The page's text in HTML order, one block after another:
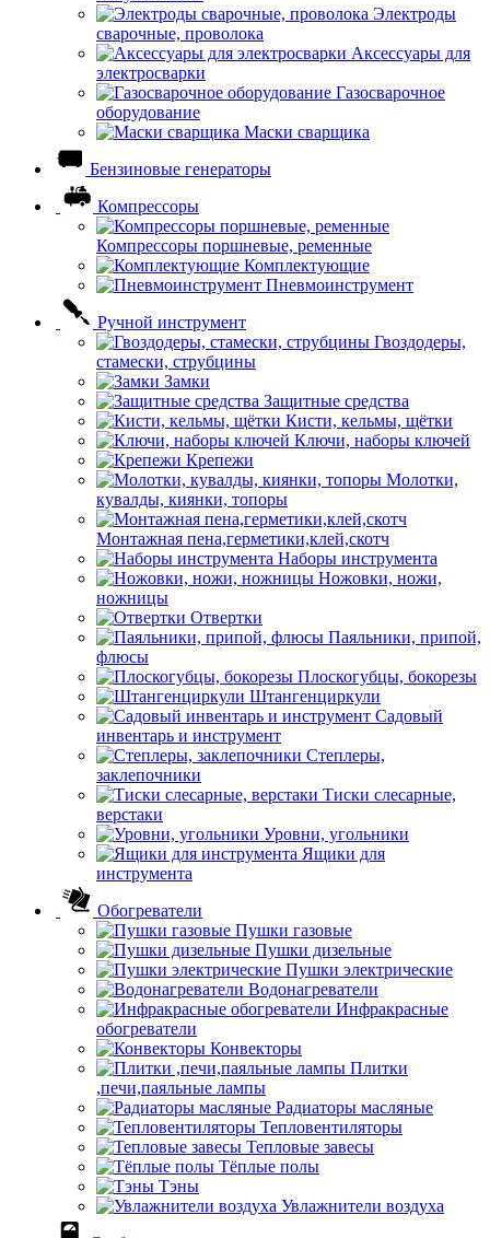
Электроды
сварочные, проволока
Аксессуары для
электросварки
Газосварочное
оборудование
Маски сварщика
Бензиновые генераторы
Компрессоры
Компрессоры поршневые, ременные
Комплектующие
Пневмоинструмент
Ручной инструмент
Гвоздодеры,
стамески, струбцины
Замки
Защитные средства
Кисти, кельмы, щётки
Ключи, наборы ключей
Крепежи
Молотки,
кувалды, киянки, топоры
Монтажная пена,герметики,клей,скотч
Наборы инструмента
Ножовки, ножи,
ножницы
Отвертки
Паяльники, припой,
флюсы
Плоскогубцы, бокорезы
Штангенциркули
Садовый
инвентарь и инструмент
Степлеры,
заклепочники
Тиски слесарные,
верстаки
Уровни, угольники
Ящики для
инструмента
Обогреватели
Пушки газовые
Пушки дизельные
Пушки электрические
Водонагреватели
Инфракрасные
обогреватели
Конвекторы
Плитки
,печи,паяльные лампы
Радиаторы масляные
Тепловентиляторы
Тепловые завесы
Тёплые полы
Тэны
Увлажнители воздуха